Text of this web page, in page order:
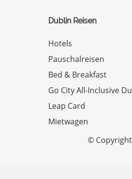
Dublin Reisen
Hotels
Pauschalreisen
Bed & Breakfast
Go City All-Inclusive
Leap Card
Mietwagen
©